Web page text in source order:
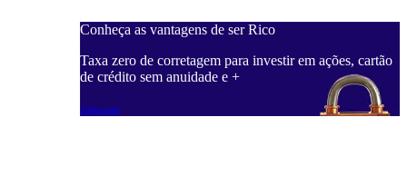
Conheça as vantagens de ser Rico
Taxa zero de corretagem para investir em ações, cartão
de crédito sem anuidade e +
Saiba mais